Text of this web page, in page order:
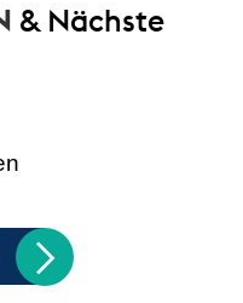
& Nächste